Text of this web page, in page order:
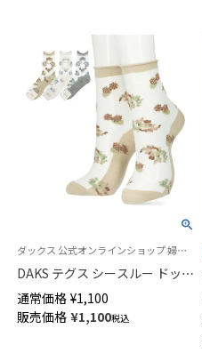
ダックス 公式オンラインショップ 婦人 靴下
DAKS テグス シースルー ドット
フラワー柄 クルー丈 ソックス
レディース 03367319
通常価格 ¥1,100
販売価格 ¥1,100税込